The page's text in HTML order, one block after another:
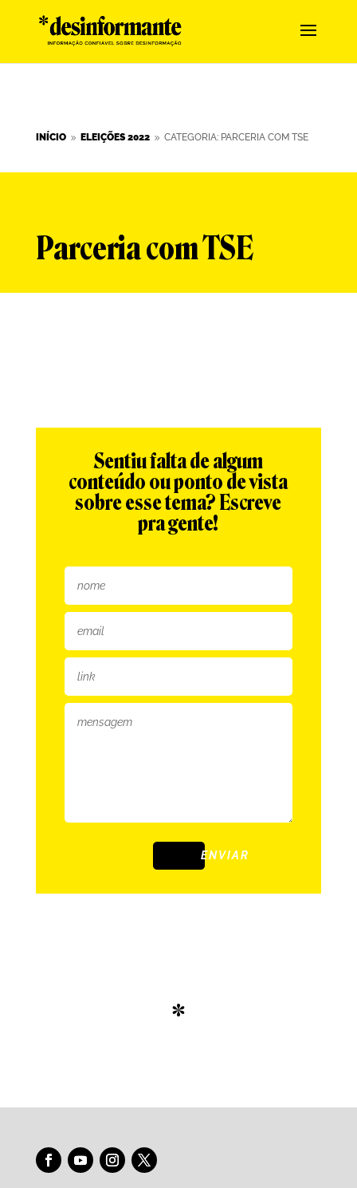
INÍCIO 9 ELEIÇÕES 2022 9 CATEGORIA: PARCERIA COM TSE
Parceria com TSE
Sentiu falta de algum
conteúdo ou ponto de vista
sobre esse tema? Escreve
pra gente!
ENVIAR
*